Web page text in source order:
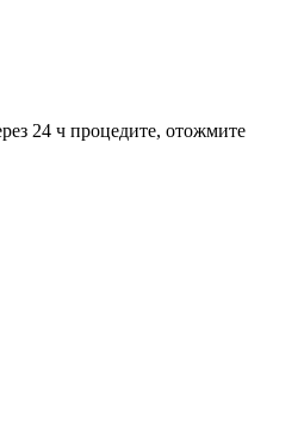
24 ч процедите, отожмите